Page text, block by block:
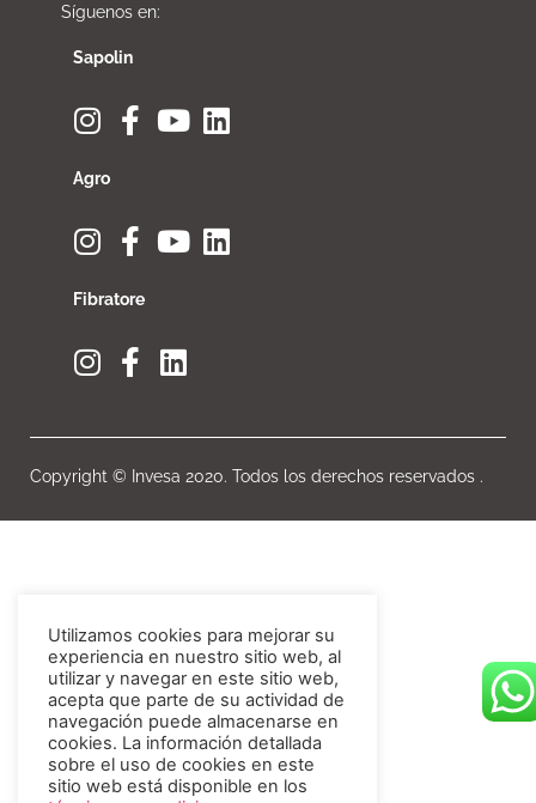
Síguenos en:
Sapolin
Agro
Fibratore
Copyright © Invesa 2020. Todos los derechos reservados .
Utilizamos cookies para mejorar su
experiencia en nuestro sitio web, al
utilizar y navegar en este sitio web,
acepta que parte de su actividad de
navegación puede almacenarse en
cookies. La información detallada
sobre el uso de cookies en este
sitio web está disponible en los